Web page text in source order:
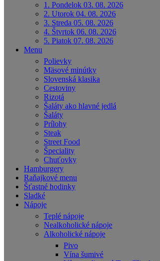
1. Pondelok 03. 08. 2026
2. Utorok 04. 08. 2026
3. Streda 05. 08. 2026
4. Štvrtok 06. 08. 2026
5. Piatok 07. 08. 2026
Menu
Polievky
Mäsové minútky
Slovenská klasika
Cestoviny
Rizotá
Šaláty ako hlavné jedlá
Šaláty
Prílohy
Steak
Street Food
Špeciality
Chuťovky
Hamburgery
Raňajkové menu
Šťastné hodinky
Sladké
Nápoje
Teplé nápoje
Nealkoholické nápoje
Alkoholické nápoje
Pivo
Vína šumivé